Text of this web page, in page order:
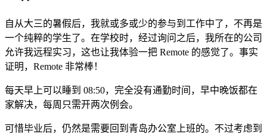
自从大三的暑假后，我就或多或少的参与到工作中了，不再是
一个纯粹的学生了。在学校时，经过询问之后，我所在的公司
允许我远程实习，这也让我体验一把 Remote 的感觉了。事实
证明，Remote 非常棒！
每天早上可以睡到 08:50，完全没有通勤时间，早中晚饭都在
家解决，每周只需开两次例会。
可惜毕业后，仍然是需要回到青岛办公室上班的。不过考虑到